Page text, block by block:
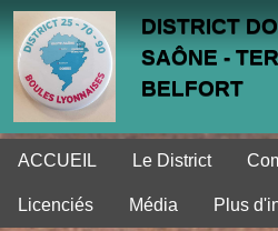
DISTRICT
SAÔNE -
BELFORT
ACCUEIL Le District
Licenciés Média Plus
Panneau de gestion des cookies